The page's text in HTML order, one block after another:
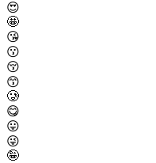
😍
🤩
😘
😗
😚
😙
🥲
😋
😛
😜
🤪